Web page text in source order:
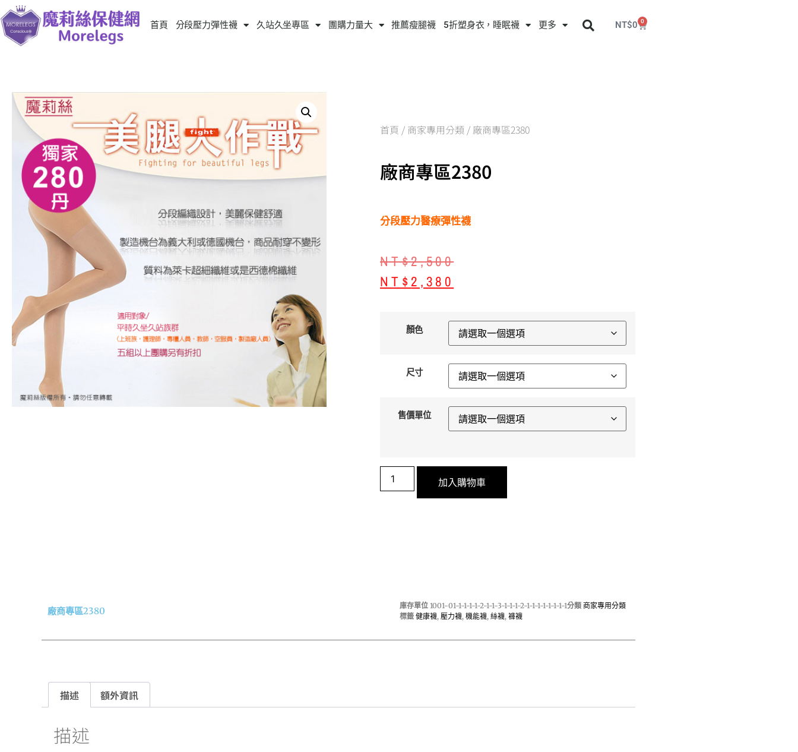
首頁 分段壓力彈性襪 久站久坐專區 團購力量大 推薦瘦腿襪 5折塑身衣，睡眠襪 更多 NT$0 0
首頁 / 商家專用分類 / 廠商專區2380
廠商專區2380
分段壓力醫療彈性襪
NT$2,500
NT$2,380
顏色
尺寸
售價單位
加入購物車
廠商專區2380 庫存單位1001-01-1-1-1-1-2-1-1-3-1-1-1-2-1-1-1-1-1-1-1-1分類 商家專用分類
標籤 健康襪,壓力襪,機能襪,絲襪,褲襪
描述 額外資訊
描述